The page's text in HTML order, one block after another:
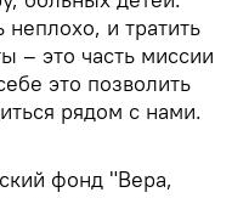
и тратить
– это часть миссии
это позволить
рядом с нами.
фонд "Вера,